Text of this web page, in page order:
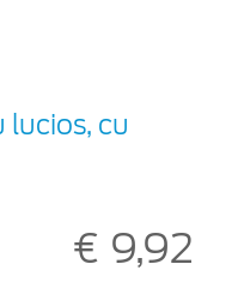
lucios, cu
€ 9,92